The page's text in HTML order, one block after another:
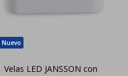
Velas LED JANSSON con